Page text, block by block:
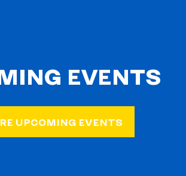
EVENTS
UPCOMING EVENTS